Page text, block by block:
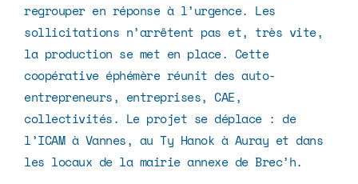
regrouper en réponse à l’urgence. Les
sollicitations n’arrêtent pas et, très vite,
la production se met en place. Cette
coopérative éphémère réunit des auto-
entrepreneurs, entreprises, CAE,
collectivités. Le projet se déplace : de
l’ICAM à Vannes, au Ty Hanok à Auray et dans
les locaux de la mairie annexe de Brec’h.